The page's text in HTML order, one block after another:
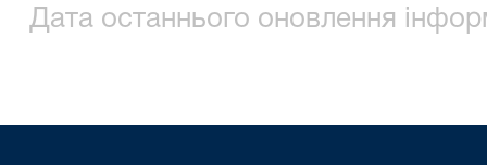
Дата останнього оновлення